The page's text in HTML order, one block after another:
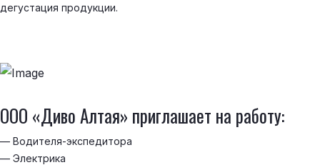
дегустация продукции.
ООО «Диво Алтая» приглашает на работу:
— Водителя-экспедитора
— Электрика